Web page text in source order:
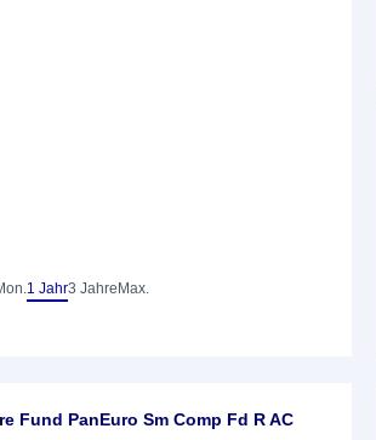
1 Jahr3 Jahre Max.
Fund PanEuro Sm Comp Fd R AC